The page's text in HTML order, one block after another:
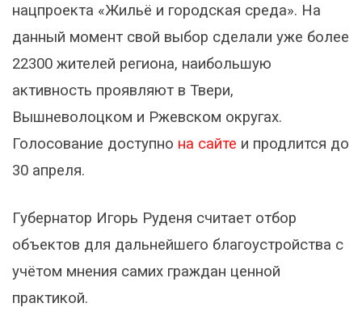
нацпроекта «Жильё и городская среда». На
данный момент свой выбор сделали уже более
22300 жителей региона, наибольшую
активность проявляют в Твери,
Вышневолоцком и Ржевском округах.
Голосование доступно на сайте и продлится до
30 апреля.
Губернатор Игорь Руденя считает отбор
объектов для дальнейшего благоустройства с
учётом мнения самих граждан ценной
практикой.